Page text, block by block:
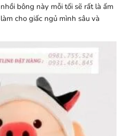
bông này mỗi tối sẽ rất là ấm
cho giấc ngủ mình sâu và